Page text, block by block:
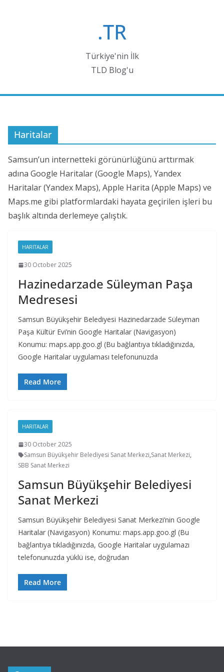
.TR
Türkiye'nin İlk
TLD Blog'u
Haritalar
Samsun’un internetteki görünürlüğünü arttırmak
adına Google Haritalar (Google Maps), Yandex
Haritalar (Yandex Maps), Apple Harita (Apple Maps) ve
Maps.me gibi platformlardaki hayata geçirilen işleri bu
başlık altında derlemeye çalıştık.
HARITALAR
30 October 2025
Hazinedarzade Süleyman Paşa
Medresesi
Samsun Büyükşehir Belediyesi Hazinedarzade Süleyman
Paşa Kültür Evi’nin Google Haritalar (Navigasyon)
Konumu: maps.app.goo.gl (Bu bağlantıya tıkladığınızda,
Google Haritalar uygulaması telefonunuzda
Read More
HARITALAR
30 October 2025
Samsun Büyükşehir Belediyesi Sanat Merkezi,Sanat Merkezi,
SBB Sanat Merkezi
Samsun Büyükşehir Belediyesi
Sanat Merkezi
Samsun Büyükşehir Belediyesi Sanat Merkezi’nin Google
Haritalar (Navigasyon) Konumu: maps.app.goo.gl (Bu
bağlantıya tıkladığınızda, Google Haritalar uygulamazı
telefonunuzda yüklü ise, doğrudan
Read More